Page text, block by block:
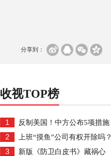
分享到：
收视TOP榜
1 反制美国！中方公布5项措施
2 上班“摸鱼”公司有权开除吗？
3 新版《防卫白皮书》藏祸心